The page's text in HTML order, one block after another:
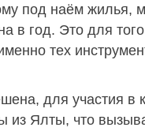
под наём жилья,
в год. Это для
тех
для участия в
из Ялты, что